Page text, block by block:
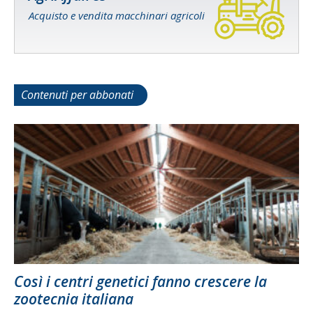
Acquisto e vendita macchinari agricoli
Contenuti per abbonati
Così i centri genetici fanno crescere la
zootecnia italiana